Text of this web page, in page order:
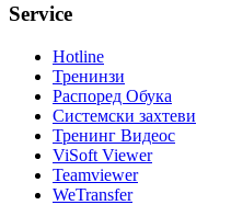
Service
Hotline
Тренинзи
Распоред Oбука
Системски захтеви
Тренинг Видеос
ViSoft Viewer
Teamviewer
WeTransfer